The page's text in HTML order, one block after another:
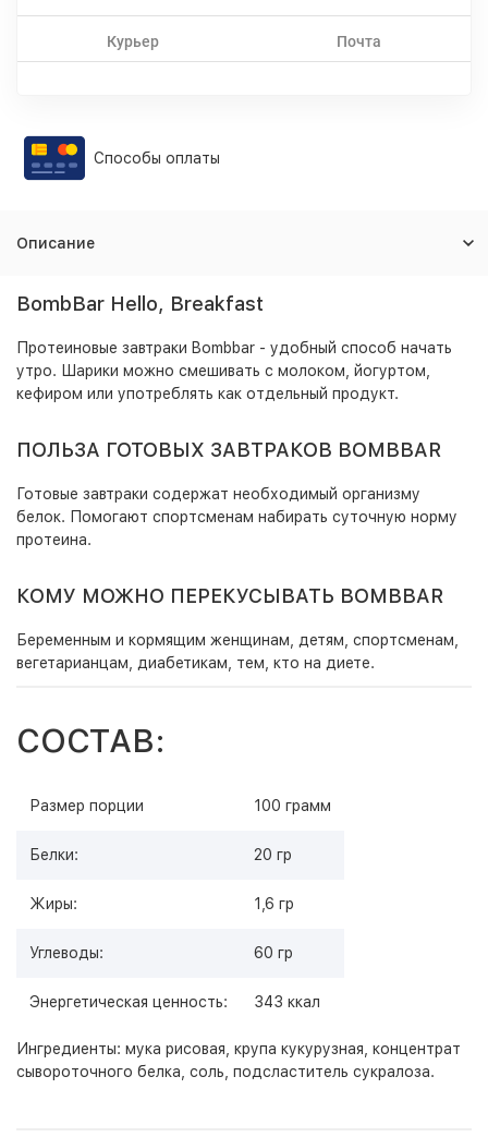
Курьер Почта
Способы оплаты
Описание
BombBar Hello, Breakfast
Протеиновые завтраки Bombbar - удобный способ начать
утро. Шарики можно смешивать с молоком, йогуртом,
кефиром или употреблять как отдельный продукт.
ПОЛЬЗА ГОТОВЫХ ЗАВТРАКОВ BOMBBAR
Готовые завтраки содержат необходимый организму
белок. Помогают спортсменам набирать суточную норму
протеина.
КОМУ МОЖНО ПЕРЕКУСЫВАТЬ BOMBBAR
Беременным и кормящим женщинам, детям, спортсменам,
вегетарианцам, диабетикам, тем, кто на диете.
СОСТАВ:
Размер порции 100 грамм
Белки: 20 гр
Жиры: 1,6 гр
Углеводы: 60 гр
Энергетическая ценность: 343 ккал
Ингредиенты: мука рисовая, крупа кукурузная, концентрат
сывороточного белка, соль, подсластитель сукралоза.